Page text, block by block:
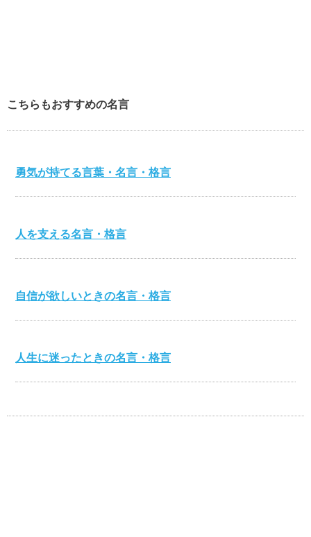
こちらもおすすめの名言
勇気が持てる言葉・名言・格言
人を支える名言・格言
自信が欲しいときの名言・格言
人生に迷ったときの名言・格言
心を打つ名言・格言